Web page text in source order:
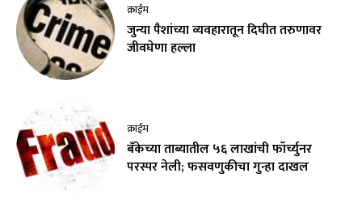
क्राईम
जुन्या पैशांच्या व्यवहारातून दिघीत तरुणावर
जीवघेणा हल्ला
क्राईम
बँकेच्या ताब्यातील ५६ लाखांची फॉर्च्युनर
परस्पर नेली; फसवणुकीचा गुन्हा दाखल